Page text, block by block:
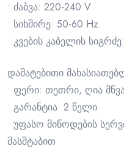
• ძაბვა: 220-240 V
• სიხშირე: 50-60 Hz
• კვების კაბელის
დამატებითი
• ფერი: თეთრი, ღია
• გარანტია: 2 წელი
• უფასო მიწოდების
მასშტაბით